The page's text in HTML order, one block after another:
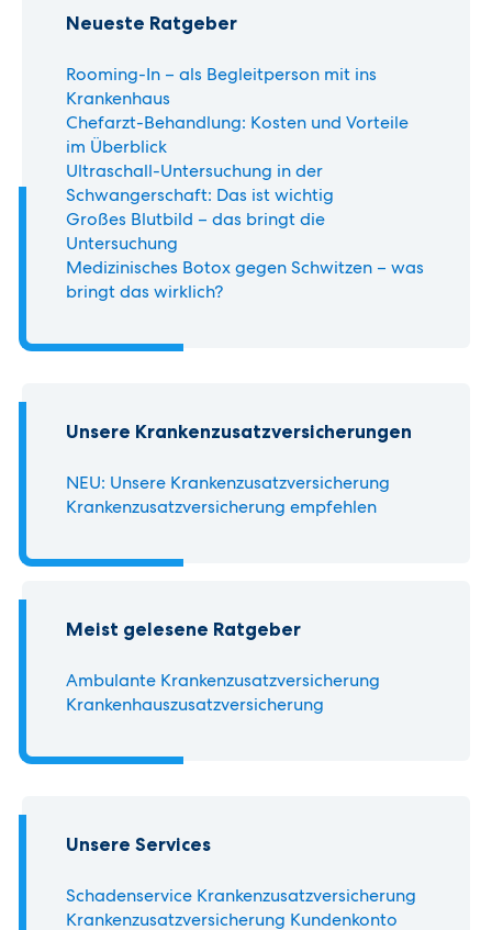
Neueste Ratgeber
Rooming-In – als Begleitperson mit ins
Krankenhaus
Chefarzt-Behandlung: Kosten und Vorteile
im Überblick
Ultraschall-Untersuchung in der
Schwangerschaft: Das ist wichtig
Großes Blutbild – das bringt die
Untersuchung
Medizinisches Botox gegen Schwitzen – was
bringt das wirklich?
Unsere Krankenzusatz­versicherungen
NEU: Unsere Krankenzusatz­versicherung
Krankenzusatz­versicherung empfehlen
Meist gelesene Ratgeber
Ambulante Krankenzusatzversicherung
Krankenhauszusatzversicherung
Unsere Services
Schadenservice Krankenzusatz­versicherung
Krankenzusatz­versicherung Kundenkonto